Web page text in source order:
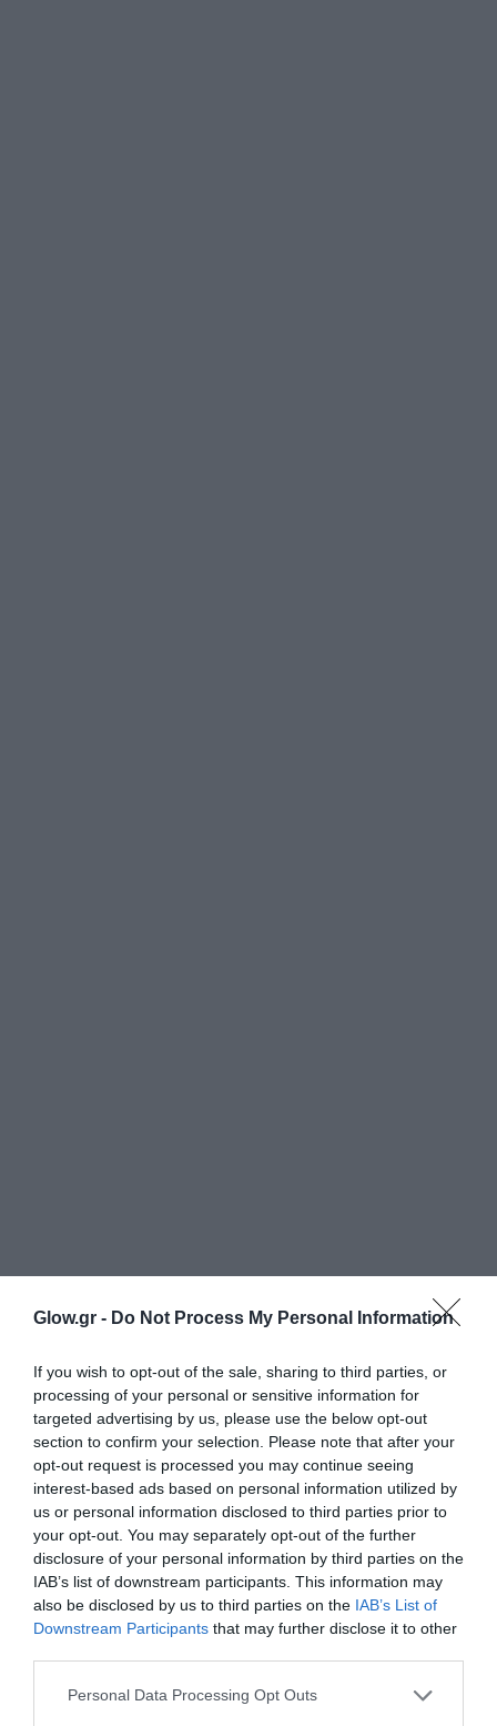
Glow.gr - Do Not Process My Personal Information
If you wish to opt-out of the sale, sharing to third parties, or
processing of your personal or sensitive information for
targeted advertising by us, please use the below opt-out
section to confirm your selection. Please note that after your
opt-out request is processed you may continue seeing
interest-based ads based on personal information utilized by
us or personal information disclosed to third parties prior to
your opt-out. You may separately opt-out of the further
disclosure of your personal information by third parties on the
IAB’s list of downstream participants. This information may
also be disclosed by us to third parties on the IAB’s List of
Downstream Participants that may further disclose it to other
Personal Data Processing Opt Outs